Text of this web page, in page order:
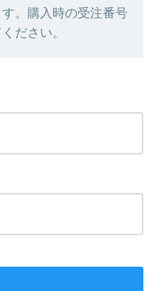
。購入時の受注番号
ださい。